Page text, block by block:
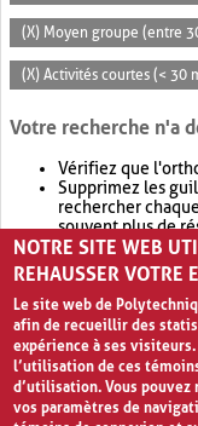
(X) Moyen groupe (entre
(X) Activités courtes (< 30
Votre recherche n'a
Vérifiez que
Supprimez les
rechercher
souvent plus de
Envisagez
retournera
NOTRE SITE WEB
REHAUSSER VOTRE
Le site web de
afin de recueillir des
expérience à ses
l’utilisation de ces
d’utilisation. Vous
vos paramètres de